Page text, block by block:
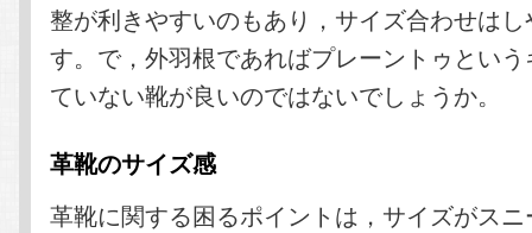
整が利きやすいのもあり，サイズ合わせは
す。で，外羽根であればプレーントゥとい
ていない靴が良いのではないでしょうか。
革靴のサイズ感
革靴に関する困るポイントは，サイズがス